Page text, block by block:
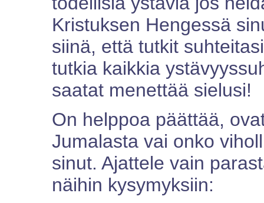
Kristuksen Hengessä
siinä, että tutkit
tutkia kaikkia
saatat menettää sielusi!
On helppoa päättää,
Jumalasta vai onko
sinut. Ajattele vain
näihin kysymyksiin: